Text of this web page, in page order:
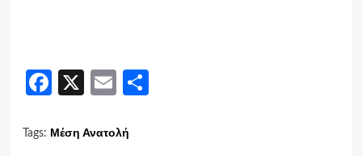
Facebook
X EmailShare
Tags: Μέση Ανατολή